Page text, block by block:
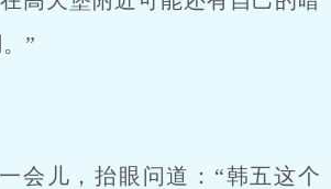
”
会儿，抬眼问道：“韩五这个